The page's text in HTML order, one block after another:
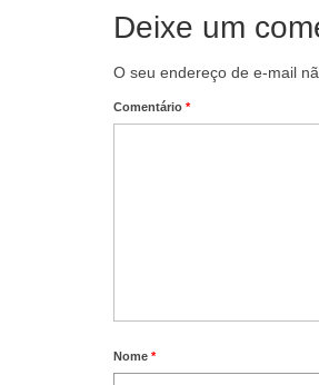
Deixe um
O seu endereço de e-mail
Comentário *
Nome *